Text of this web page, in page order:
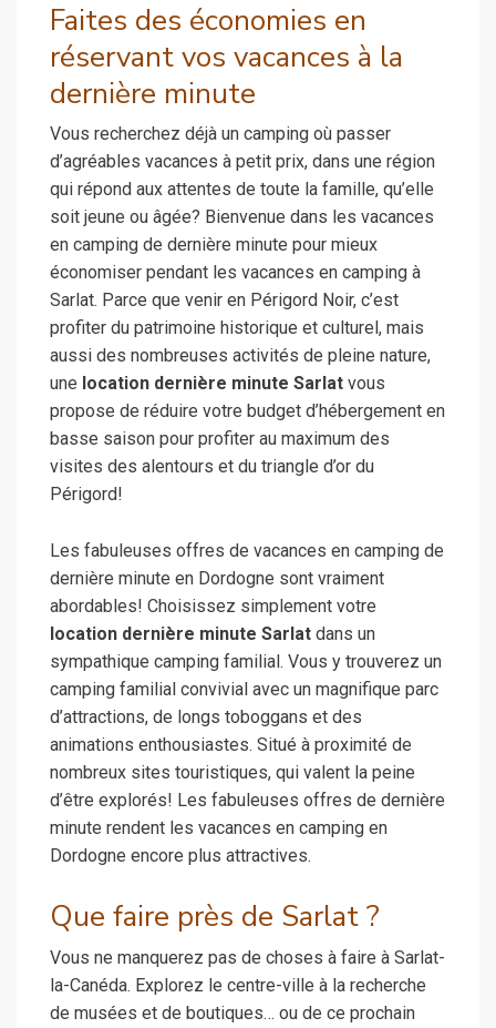
Faites des économies en
réservant vos vacances à la
dernière minute
Vous recherchez déjà un camping où passer
d’agréables vacances à petit prix, dans une région
qui répond aux attentes de toute la famille, qu’elle
soit jeune ou âgée? Bienvenue dans les vacances
en camping de dernière minute pour mieux
économiser pendant les vacances en camping à
Sarlat. Parce que venir en Périgord Noir, c’est
profiter du patrimoine historique et culturel, mais
aussi des nombreuses activités de pleine nature,
une location dernière minute Sarlat vous
propose de réduire votre budget d’hébergement en
basse saison pour profiter au maximum des
visites des alentours et du triangle d’or du
Périgord!
Les fabuleuses offres de vacances en camping de
dernière minute en Dordogne sont vraiment
abordables! Choisissez simplement votre
location dernière minute Sarlat dans un
sympathique camping familial. Vous y trouverez un
camping familial convivial avec un magnifique parc
d’attractions, de longs toboggans et des
animations enthousiastes. Situé à proximité de
nombreux sites touristiques, qui valent la peine
d’être explorés! Les fabuleuses offres de dernière
minute rendent les vacances en camping en
Dordogne encore plus attractives.
Que faire près de Sarlat ?
Vous ne manquerez pas de choses à faire à Sarlat-
la-Canéda. Explorez le centre-ville à la recherche
de musées et de boutiques… ou de ce prochain